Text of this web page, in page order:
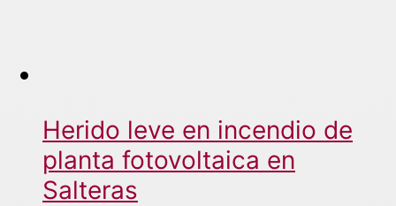
Herido leve en incendio de
planta fotovoltaica en
Salteras